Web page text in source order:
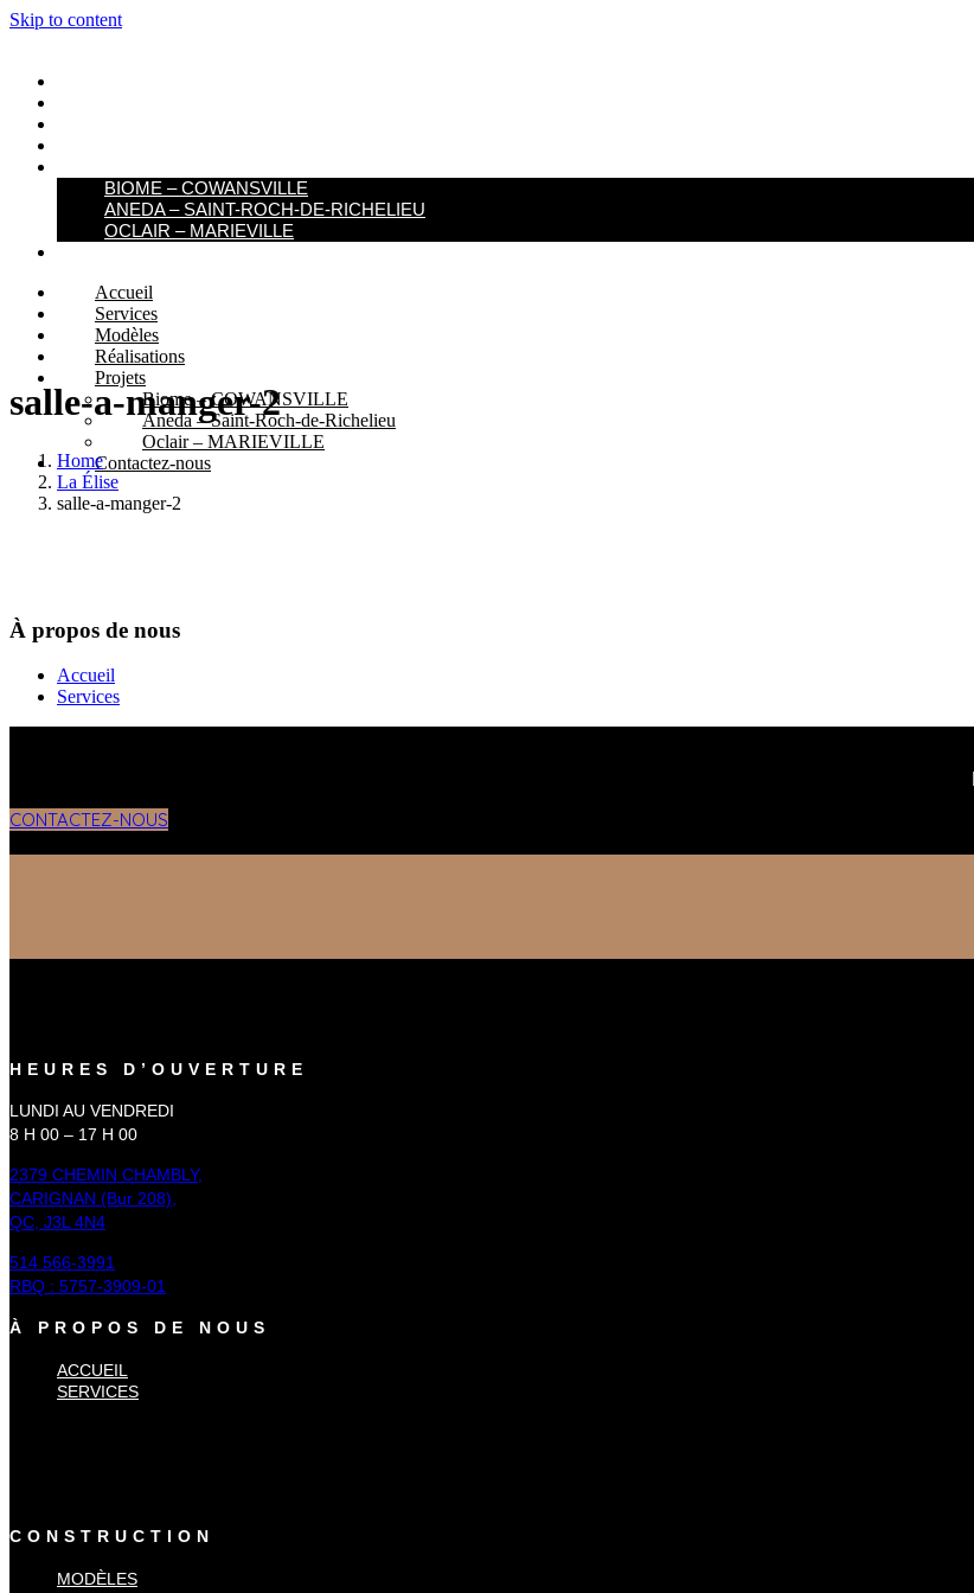
Skip to content
BIOME – COWANSVILLE​
ANEDA – SAINT-ROCH-DE-RICHELIEU
OCLAIR – MARIEVILLE
Accueil
Services
Modèles
Réalisations
Projets
Biome – COWANSVILLE​
Aneda – Saint-Roch-de-Richelieu
Oclair – MARIEVILLE
Contactez-nous
salle-a-manger-2
Home
La Élise
salle-a-manger-2
À propos de nous
Accueil
Services
CONTACTEZ-NOUS
HEURES D’OUVERTURE
LUNDI AU VENDREDI
8 H 00 – 17 H 00
2379 CHEMIN CHAMBLY,
CARIGNAN (Bur 208),
QC, J3L 4N4
514 566-3991
RBQ : 5757-3909-01
À PROPOS DE NOUS
ACCUEIL
SERVICES
CONSTRUCTION
MODÈLES